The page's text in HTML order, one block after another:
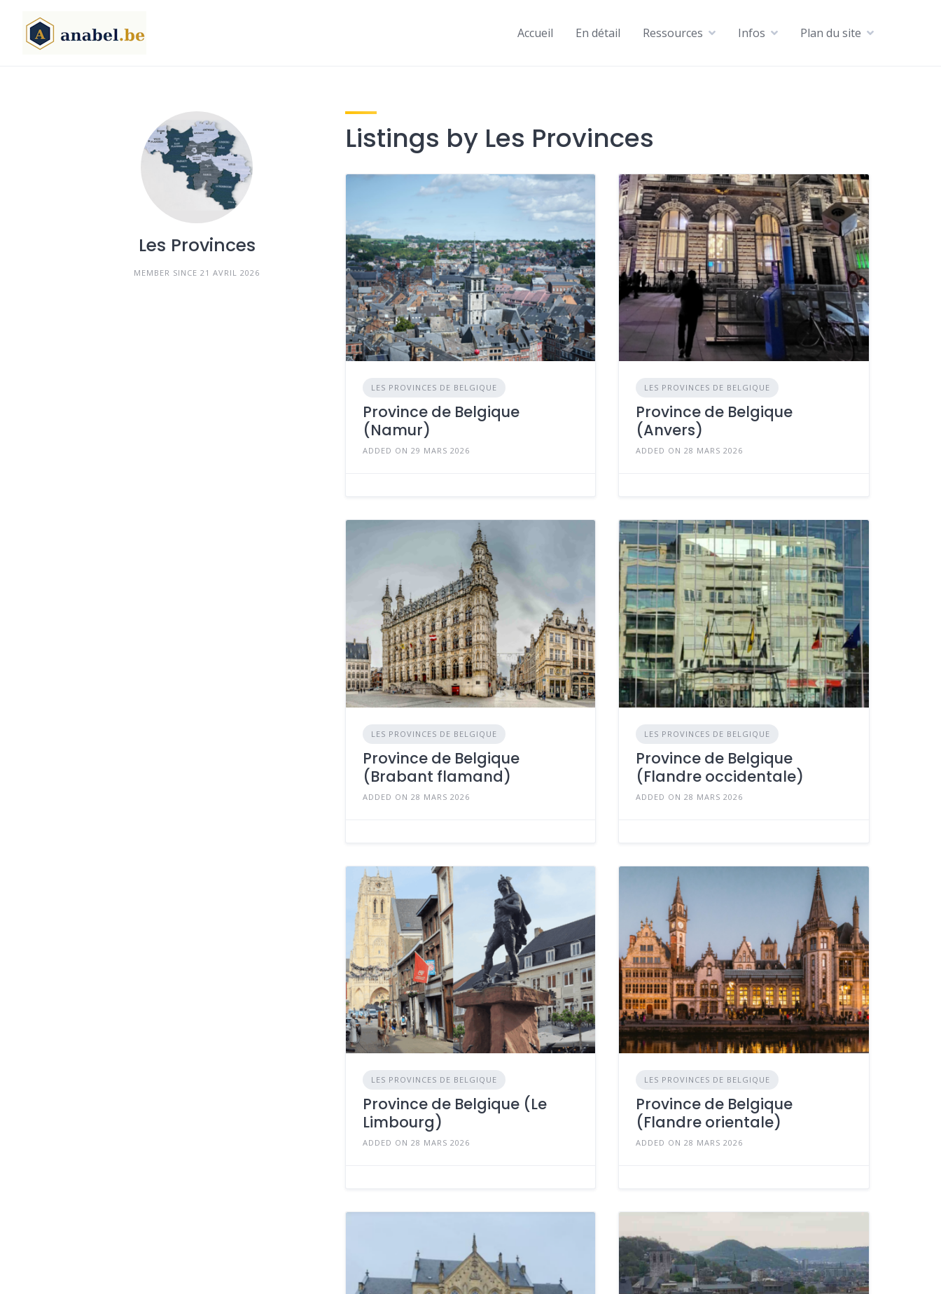
content
Accueil En détail Ressources Infos Plan du site
Les Provinces
MEMBER SINCE 21 AVRIL 2026
Listings by Les Provinces
LES PROVINCES DE BELGIQUE
Province de Belgique
(Namur)
ADDED ON 29 MARS 2026
LES PROVINCES DE BELGIQUE
Province de Belgique
(Anvers)
ADDED ON 28 MARS 2026
LES PROVINCES DE BELGIQUE
Province de Belgique
(Brabant flamand)
ADDED ON 28 MARS 2026
LES PROVINCES DE BELGIQUE
Province de Belgique
(Flandre occidentale)
ADDED ON 28 MARS 2026
LES PROVINCES DE BELGIQUE
Province de Belgique (Le
Limbourg)
ADDED ON 28 MARS 2026
LES PROVINCES DE BELGIQUE
Province de Belgique
(Flandre orientale)
ADDED ON 28 MARS 2026